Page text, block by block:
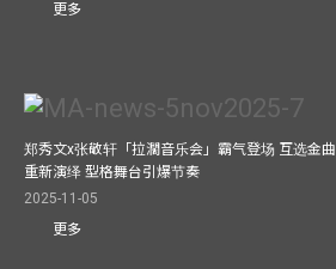
更多
郑秀文x张敬轩「拉濶音乐会」霸气登场 互选金曲
重新演绎 型格舞台引爆节奏
2025-11-05
更多